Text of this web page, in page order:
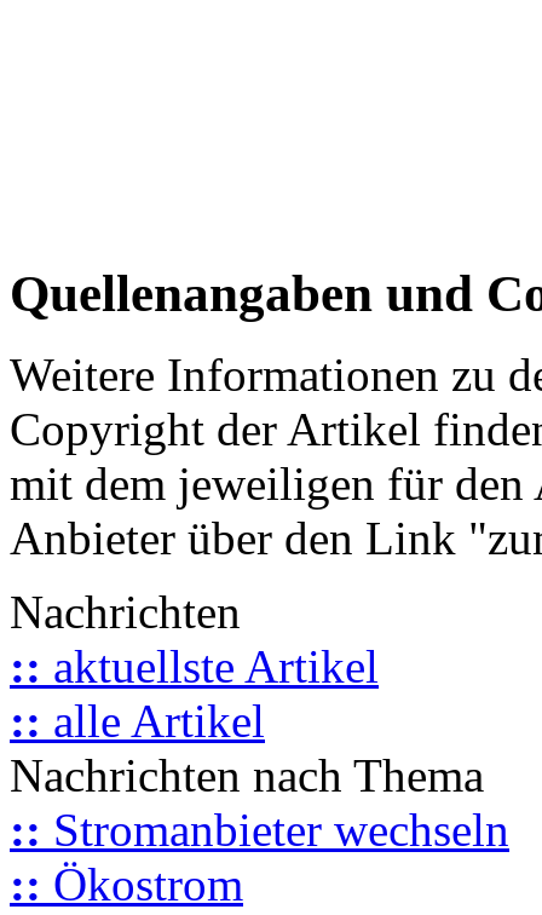
Quellenangaben und
Weitere Informationen zu
Copyright der Artikel
mit dem jeweiligen für
Anbieter über den Link
Nachrichten
:: aktuellste Artikel
:: alle Artikel
Nachrichten nach Thema
:: Stromanbieter wechseln
:: Ökostrom